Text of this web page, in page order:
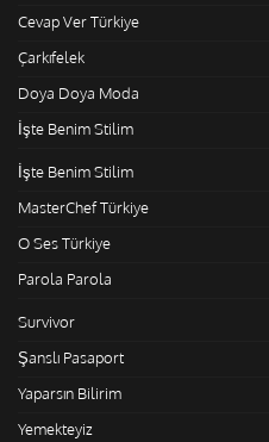
Cevap Ver Türkiye
Çarkıfelek
Doya Doya Moda
İşte Benim Stilim
İşte Benim Stilim
MasterChef Türkiye
O Ses Türkiye
Parola Parola
Survivor
Şanslı Pasaport
Yaparsın Bilirim
Yemekteyiz